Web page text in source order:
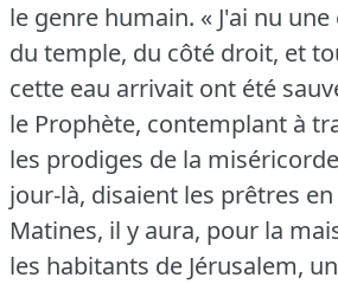
le genre humain. « J'ai nu
du temple, du côté droit, et
cette eau arrivait ont été
le Prophète, contemplant à
les prodiges de la
jour-là, disaient les prêtres
Matines, il y aura, pour la
les habitants de Jérusalem,